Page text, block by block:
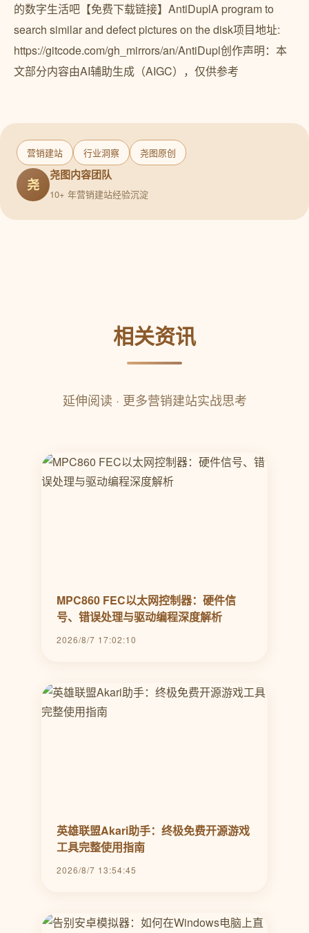
的数字生活吧【免费下载链接】AntiDuplA program to
search similar and defect pictures on the disk项目地址:
https://gitcode.com/gh_mirrors/an/AntiDupl创作声明：本
文部分内容由AI辅助生成（AIGC），仅供参考
营销建站 行业洞察 尧图原创
尧
尧图内容团队
10+ 年营销建站经验沉淀
相关资讯
延伸阅读 · 更多营销建站实战思考
MPC860 FEC以太网控制器：硬件信
号、错误处理与驱动编程深度解析
2026/8/7 17:02:10
英雄联盟Akari助手：终极免费开源游戏
工具完整使用指南
2026/8/7 13:54:45